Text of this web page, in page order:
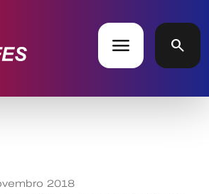
menu search
2018